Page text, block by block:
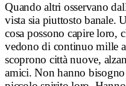
Quando altri osservano
vista sia piuttosto banale.
cosa possono capire loro,
vedono di continuo mille
scoprono città nuove,
amici. Non hanno